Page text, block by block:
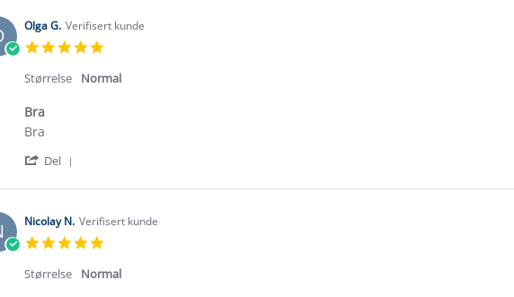
Olga G. Verifisert kunde
rating
Størrelse Normal
Bra
Review
Olga
on
Jul
2026
review
Bra
Bra
Del
Review
Olga
G.
on
28
Jul
Nicolay N. Verifisert kunde
rating
Størrelse Normal